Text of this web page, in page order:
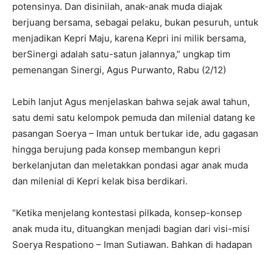
potensinya. Dan disinilah, anak-anak muda diajak
berjuang bersama, sebagai pelaku, bukan pesuruh, untuk
menjadikan Kepri Maju, karena Kepri ini milik bersama,
berSinergi adalah satu-satun jalannya,” ungkap tim
pemenangan Sinergi, Agus Purwanto, Rabu (2/12)
Lebih lanjut Agus menjelaskan bahwa sejak awal tahun,
satu demi satu kelompok pemuda dan milenial datang ke
pasangan Soerya – Iman untuk bertukar ide, adu gagasan
hingga berujung pada konsep membangun kepri
berkelanjutan dan meletakkan pondasi agar anak muda
dan milenial di Kepri kelak bisa berdikari.
“Ketika menjelang kontestasi pilkada, konsep-konsep
anak muda itu, dituangkan menjadi bagian dari visi-misi
Soerya Respationo – Iman Sutiawan. Bahkan di hadapan